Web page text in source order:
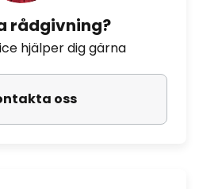
rådgivning?
hjälper dig gärna
oss